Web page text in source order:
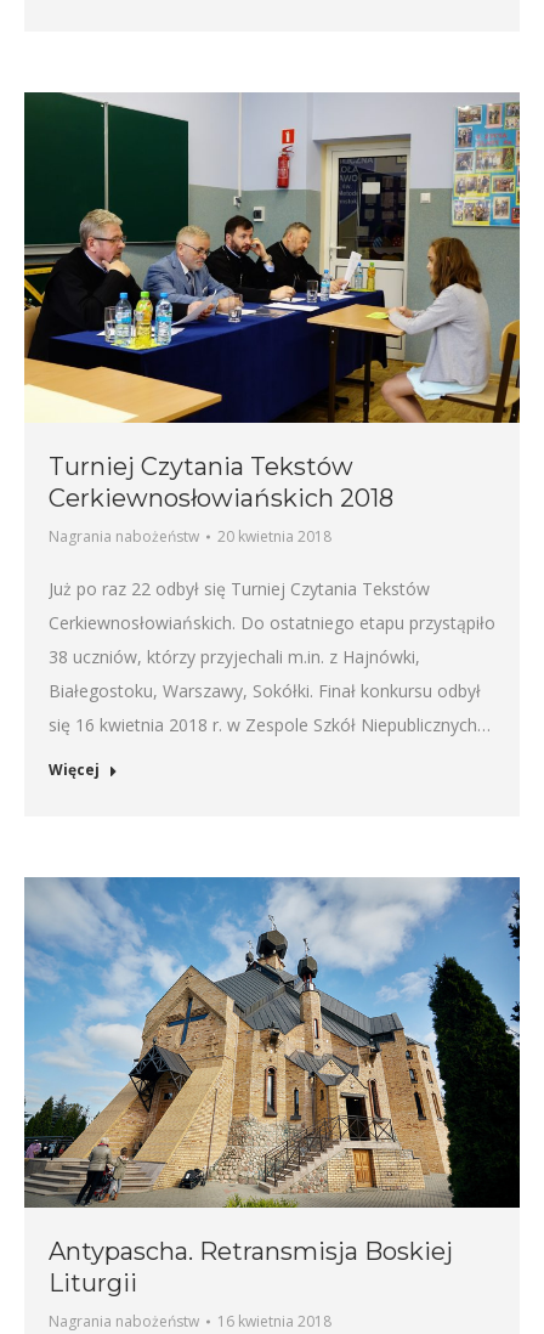
Turniej Czytania Tekstów
Cerkiewnosłowiańskich 2018
Nagrania nabożeństw 20 kwietnia 2018
Już po raz 22 odbył się Turniej Czytania Tekstów
Cerkiewnosłowiańskich. Do ostatniego etapu przystąpiło
38 uczniów, którzy przyjechali m.in. z Hajnówki,
Białegostoku, Warszawy, Sokółki. Finał konkursu odbył
się 16 kwietnia 2018 r. w Zespole Szkół Niepublicznych…
Więcej
Antypascha. Retransmisja Boskiej
Liturgii
Nagrania nabożeństw 16 kwietnia 2018